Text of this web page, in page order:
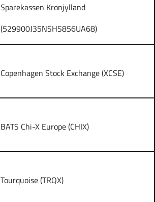
Sparekassen Kronjylland
(529900J35NSHS856UA68)
Copenhagen Stock Exchange (XCSE)
BATS Chi-X Europe (CHIX)
Tourquoise (TRQX)